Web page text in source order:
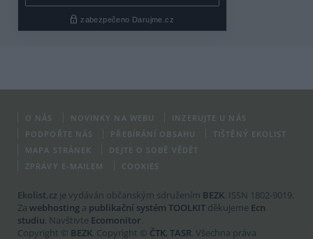
O NÁS NOVINKY NA WEBU
INZERUJTE U NÁS
PODPOŘTE NÁS
PŘEBÍRÁNÍ OBSAHU
TIŠTĚNÝ EKOLIST
MAPA STRÁNEK
DEJTE O SOBĚ VĚDĚT
ZPRÁVY E-MAILEM
COOKIES
Ekolist.cz je vydáván občanským sdružením BEZK. ISSN 1802-9019.
Za webhosting a publikační systém TOOLKIT děkujeme Ecn
studiu. Navštivte Ecomonitor.
Copyright © BEZK. Copyright © ČTK, TASR. Všechna práva